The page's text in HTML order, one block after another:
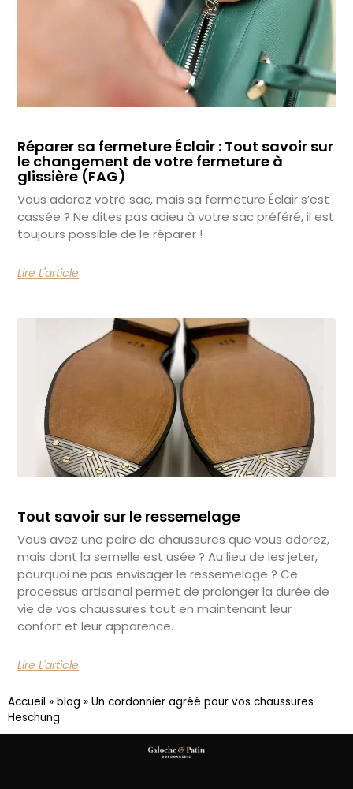
Réparer sa fermeture Éclair : Tout savoir sur
le changement de votre fermeture à
glissière (FAG)
Vous adorez votre sac, mais sa fermeture Éclair s’est
cassée ? Ne dites pas adieu à votre sac préféré, il est
toujours possible de le réparer !
Lire L'article
Tout savoir sur le ressemelage
Vous avez une paire de chaussures que vous adorez,
mais dont la semelle est usée ? Au lieu de les jeter,
pourquoi ne pas envisager le ressemelage ? Ce
processus artisanal permet de prolonger la durée de
vie de vos chaussures tout en maintenant leur
confort et leur apparence.
Lire L'article
Accueil » blog » Un cordonnier agréé pour vos chaussures
Heschung